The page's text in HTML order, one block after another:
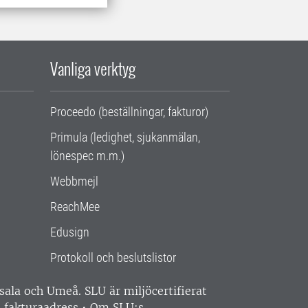
Vanliga verktyg
Proceedo (beställningar, fakturor)
Primula (ledighet, sjukanmälan,
lönespec m.m.)
Webbmejl
ReachMee
Edusign
Protokoll och beslutslistor
och Umeå. SLU är miljöcertifierat